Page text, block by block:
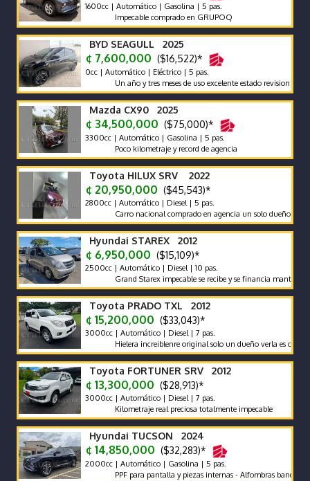
1600cc | Automático | Gasolina | 5 pas.
Impecable comprado en GRUPOQ
BYD SEAGULL 2025
¢ 7,600,000 ($16,522)*
0cc | Automático | Eléctrico | 5 pas.
Un año y tres meses de uso excelente estado revision reciente
Mazda CX90 2025
¢ 34,500,000 ($75,000)*
3300cc | Automático | Gasolina | 5 pas.
Poco kilometraje y record de agencia
Toyota HILUX SRV 2022
¢ 20,950,000 ($45,543)*
2800cc | Automático | Diesel | 5 pas.
Carro nacional comprado en agencia un solo dueño récord y
Hyundai STAREX 2012
¢ 6,950,000 ($15,109)*
2500cc | Automático | Diesel | 10 pas.
Grand Starex impecable se recibe y se financia mantenimiento
Toyota PRADO TXL 2012
¢ 15,200,000 ($33,043)*
3000cc | Automático | Diesel | 7 pas.
Hielera increiblenre original solo un dueño verla es comprarla
Toyota FORTUNER SRV 2012
¢ 13,300,000 ($28,913)*
3000cc | Automático | Diesel | 7 pas.
Kilometraje real preciosa totalmente impecable
Hyundai TUCSON 2024
¢ 14,850,000 ($32,283)*
2000cc | Automático | Gasolina | 5 pas.
PPF para pantalla y piezas internas - Alfombras bandeja -